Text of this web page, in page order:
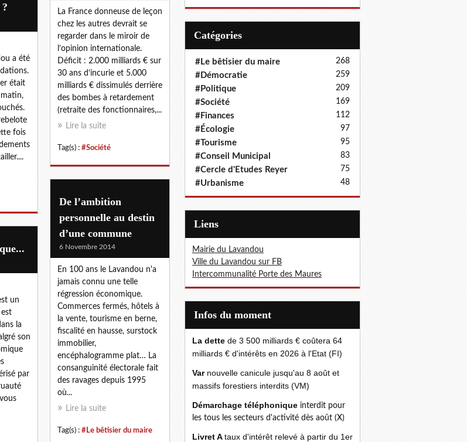
La France donneuse de leçon
chez les autres devrait se
regarder dans le miroir de
l’opinion internationale.
Déficit : 2.000 milliards € sur
30 ans d’incurie et 5.000
milliards € dissimulés derrière
des bombes à retardement
(retraite des fonctionnaires,...
Lire la suite
Tag(s) : #Société
a été
était
fois
De l’ambition
personnelle au destin
d’une commune
6 Novembre 2014
En 100 ans le Lavandou n'a
jamais connu une telle
régression économique.
Commerces fermés, hôtels à
la vente, tourisme en berne,
fiscalité en hausse, surstock
immobilier,
encéphalogramme plat… La
consanguinité électorale fait
des ravages depuis 1995
où...
Lire la suite
Tag(s) : #Le bêtisier du maire
un
la
son
par
Catégories
#Le bêtisier du maire 268
#Démocratie 259
#Politique 209
#Société 169
#Finances 112
#Écologie 97
#Tourisme 95
#Conseil Municipal 83
#Cercle d'Etudes Reyer 75
#Urbanisme 48
Liens
Mairie du Lavandou
Ville du Lavandou sur FB
Intercommunalité Porte des Maures
Infos du moment
La dette de 3 500 milliards € coûtera 64
milliards € d'intérêts en 2026 à l'Etat (FI)
Var nouvelle canicule jusqu'au 8 août et
massifs forestiers interdits (VM)
Démarchage téléphonique interdit pour
les tous les secteurs d'activité dès août (X)
Livret Ataux d'intérêt relevé à partir du 1er